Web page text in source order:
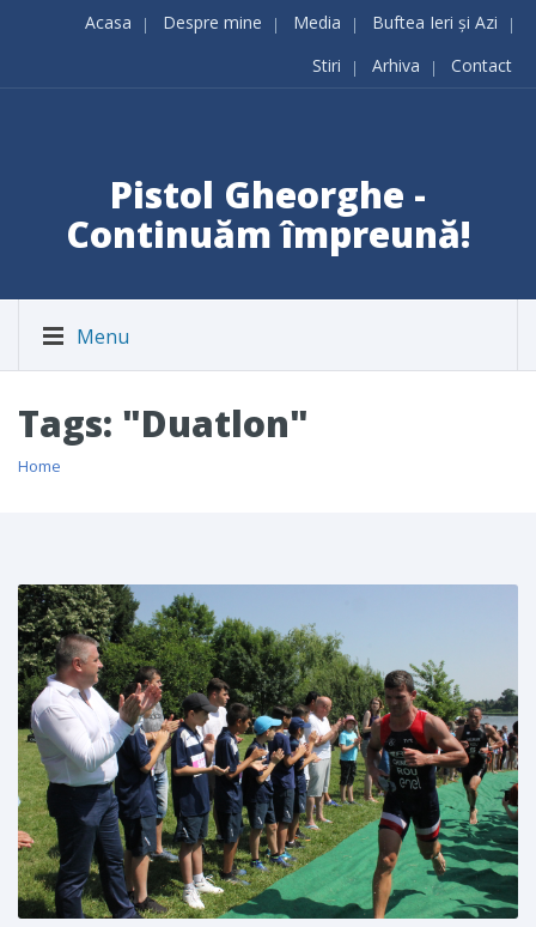
Acasa Despre mine Media
Buftea Ieri și Azi
Stiri
Arhiva Contact
Pistol Gheorghe -
Continuăm împreună!
Menu
Tags: "Duatlon"
Home